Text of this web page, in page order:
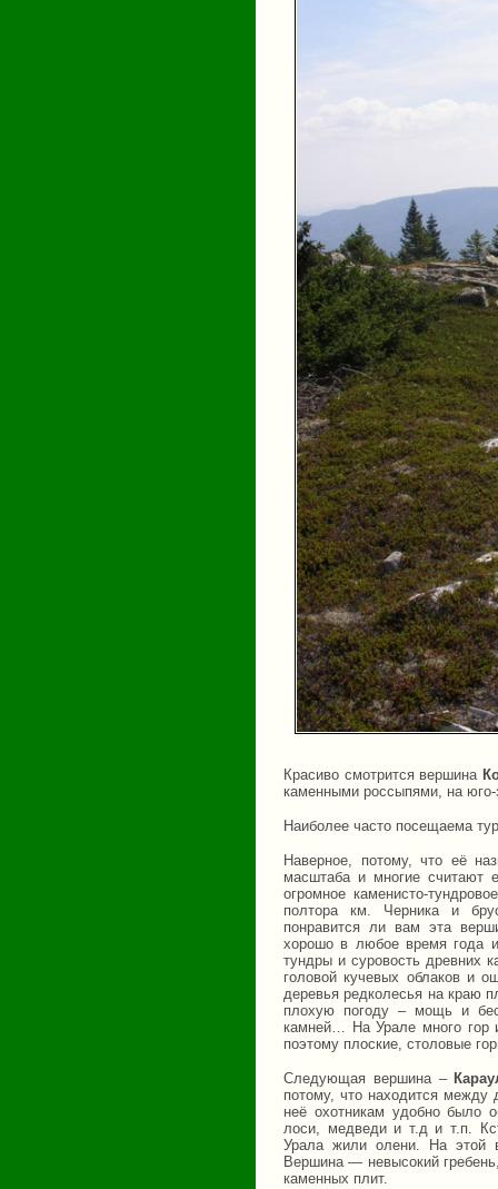
Красиво смотрится вершина
каменными россыпями, на юго-
Наиболее часто посещаема
Наверное, потому, что её
масштаба и многие считают
огромное каменисто-
полтора км. Черника и
понравится ли вам эта
хорошо в любое время года
тундры и суровость древних
головой кучевых облаков и
деревья редколесья на краю
плохую погоду – мощь и
камней… На Урале много гор
поэтому плоские, столовые
Следующая вершина –
потому, что находится
неё охотникам удобно было
лоси, медведи и т.д и т.п.
Урала жили олени. На этой
Вершина — невысокий
каменных плит.